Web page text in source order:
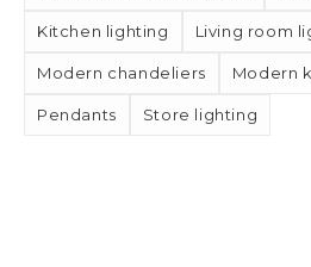
Kitchen lighting Living room
Modern chandeliers Modern
Pendants Store lighting